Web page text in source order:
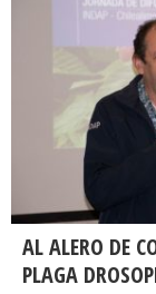
AL ALERO DE
PLAGA